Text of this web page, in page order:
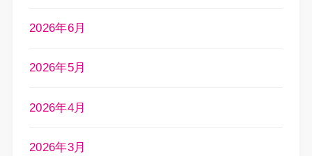
2026年6月
2026年5月
2026年4月
2026年3月